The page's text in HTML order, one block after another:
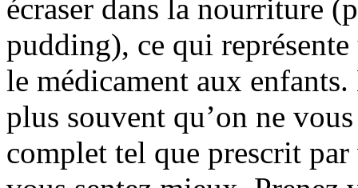
écraser dans la nourriture
pudding), ce qui
le médicament aux
plus souvent qu’on ne
complet tel que prescrit